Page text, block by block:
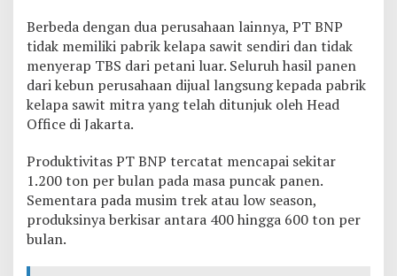
Berbeda dengan dua perusahaan lainnya, PT BNP
tidak memiliki pabrik kelapa sawit sendiri dan tidak
menyerap TBS dari petani luar. Seluruh hasil panen
dari kebun perusahaan dijual langsung kepada pabrik
kelapa sawit mitra yang telah ditunjuk oleh Head
Office di Jakarta.
Produktivitas PT BNP tercatat mencapai sekitar
1.200 ton per bulan pada masa puncak panen.
Sementara pada musim trek atau low season,
produksinya berkisar antara 400 hingga 600 ton per
bulan.